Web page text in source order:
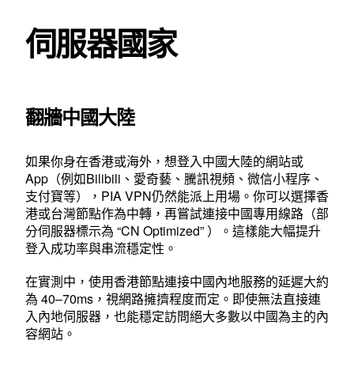
伺服器國家
翻牆中國大陸
如果你身在香港或海外，想登入中國大陸的網站或
App（例如Bilibili、愛奇藝、騰訊視頻、微信小程序、
支付寶等），PIA VPN仍然能派上用場。你可以選擇香
港或台灣節點作為中轉，再嘗試連接中國專用線路（部
分伺服器標示為 “CN Optimized” ）。這樣能大幅提升
登入成功率與串流穩定性。
在實測中，使用香港節點連接中國內地服務的延遲大約
為 40–70ms，視網路擁擠程度而定。即使無法直接連
入內地伺服器，也能穩定訪問絕大多數以中國為主的內
容網站。